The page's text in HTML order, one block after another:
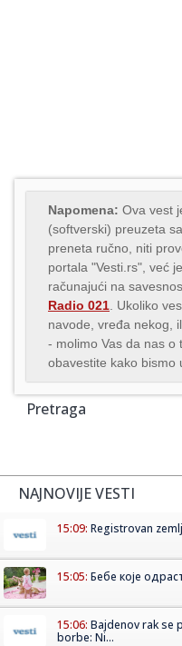
Napomena: Ova vest
(softverski) preuzeta
preneta ručno, niti
portala "Vesti.rs", već
računajući na
Radio 021 . Ukoliko
navode, vređa nekog,
- molimo Vas da nas o
obavestite kako bismo
Pretraga
NAJNOVIJE VESTI
15:09: Registrovan
15:05: Бебе које
15:06: Bajdenov rak se
borbe: Ni...